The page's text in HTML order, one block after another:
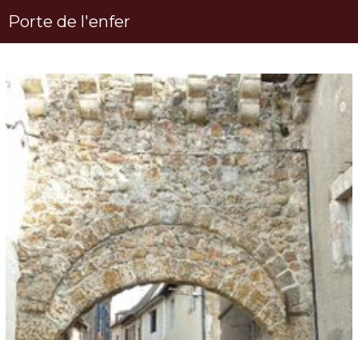
Porte de l'enfer